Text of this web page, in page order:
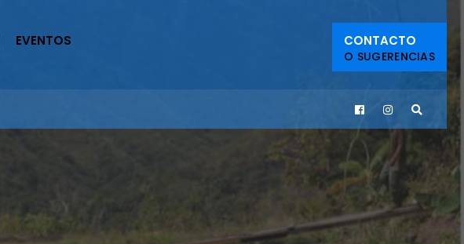
EVENTOS CONTACTO
O SUGERENCIAS